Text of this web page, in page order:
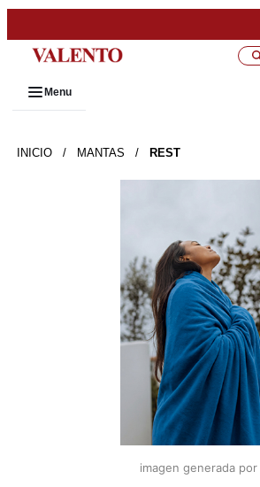
Menu
INICIO / MANTAS / REST
imagen generada por